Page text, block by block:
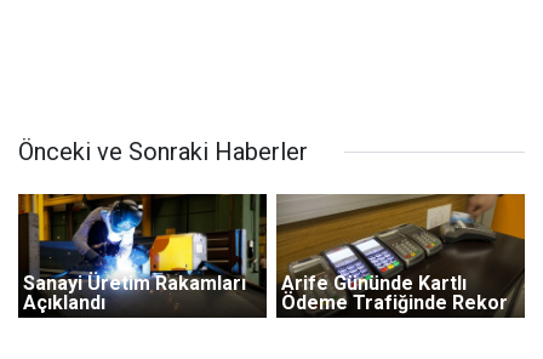
Önceki ve Sonraki Haberler
Sanayi Üretim Rakamları
Açıklandı
Arife Gününde Kartlı
Ödeme Trafiğinde Rekor